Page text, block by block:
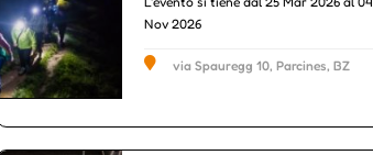
Nov 2026
via Spauregg 10, Parcines, BZ